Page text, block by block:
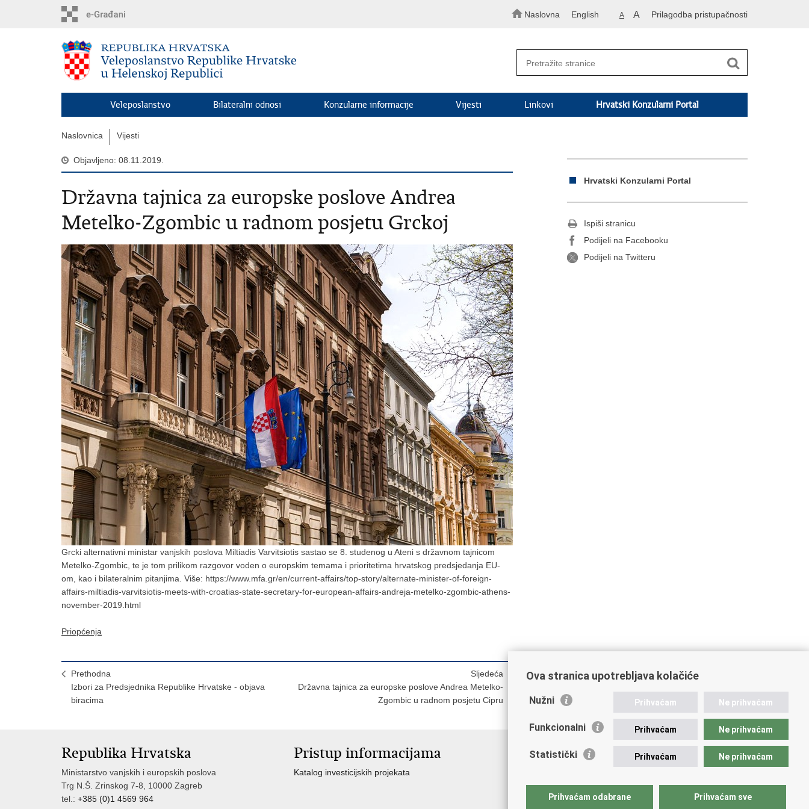
Naslovna English A A Prilagodba pristupačnosti
Veleposlanstvo Bilateralni odnosi Konzularne informacije Vijesti Linkovi Hrvatski Konzularni Portal
Naslovnica Vijesti
Objavljeno: 08.11.2019.
Državna tajnica za europske poslove Andrea
Metelko-Zgombic u radnom posjetu Grckoj
Grcki alternativni ministar vanjskih poslova Miltiadis Varvitsiotis sastao se 8. studenog u Ateni s državnom tajnicom
Metelko-Zgombic, te je tom prilikom razgovor voden o europskim temama i prioritetima hrvatskog predsjedanja EU-
om, kao i bilateralnim pitanjima. Više: https://www.mfa.gr/en/current-affairs/top-story/alternate-minister-of-foreign-
affairs-miltiadis-varvitsiotis-meets-with-croatias-state-secretary-for-european-affairs-andreja-metelko-zgombic-athens-
november-2019.html
Priopćenja
Prethodna
Izbori za Predsjednika Republike Hrvatske - objava
biracima
Sljedeća
Državna tajnica za europske poslove Andrea Metelko-
Zgombic u radnom posjetu Cipru
Hrvatski Konzularni Portal
Ispiši stranicu
Podijeli na Facebooku
Podijeli na Twitteru
Republika Hrvatska
Ministarstvo vanjskih i europskih poslova
Trg N.Š. Zrinskog 7-8, 10000 Zagreb
tel.: +385 (0)1 4569 964
Pristup informacijama
Katalog investicijskih projekata
Ova stranica upotrebljava kolačiće
Nužni Prihvaćam Ne prihvaćam
Funkcionalni Prihvaćam Ne prihvaćam
Statistički Prihvaćam Ne prihvaćam
Prihvaćam odabrane Prihvaćam sve